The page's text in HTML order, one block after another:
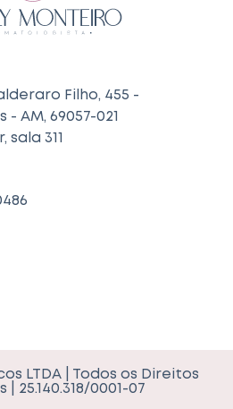
Filho, 455 -
AM, 69057-021
sala 311
LTDA | Todos os Direitos
| 25.140.318/0001-07